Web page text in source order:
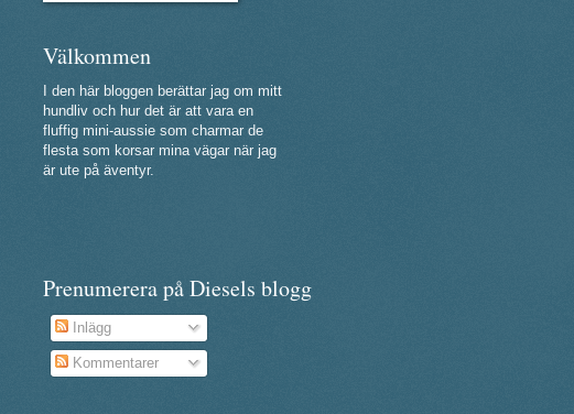
Välkommen
I den här bloggen berättar jag om mitt
hundliv och hur det är att vara en
fluffig mini-aussie som charmar de
flesta som korsar mina vägar när jag
är ute på äventyr.
Prenumerera på Diesels blogg
Inlägg
Kommentarer